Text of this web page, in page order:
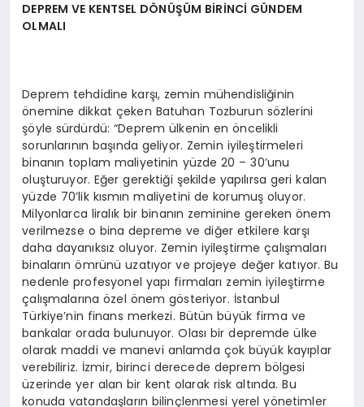
DEPREM VE KENTSEL DÖNÜŞÜM BİRİNCİ GÜNDEM
OLMALI
Deprem tehdidine karşı, zemin mühendisliğinin
önemine dikkat çeken Batuhan Tozburun sözlerini
şöyle sürdürdü: “Deprem ülkenin en öncelikli
sorunlarının başında geliyor. Zemin iyileştirmeleri
binanın toplam maliyetinin yüzde 20 – 30’unu
oluşturuyor. Eğer gerektiği şekilde yapılırsa geri kalan
yüzde 70’lik kısmın maliyetini de korumuş oluyor.
Milyonlarca liralık bir binanın zeminine gereken önem
verilmezse o bina depreme ve diğer etkilere karşı
daha dayanıksız oluyor. Zemin iyileştirme çalışmaları
binaların ömrünü uzatıyor ve projeye değer katıyor. Bu
nedenle profesyonel yapı firmaları zemin iyileştirme
çalışmalarına özel önem gösteriyor. İstanbul
Türkiye’nin finans merkezi. Bütün büyük firma ve
bankalar orada bulunuyor. Olası bir depremde ülke
olarak maddi ve manevi anlamda çok büyük kayıplar
verebiliriz. İzmir, birinci derecede deprem bölgesi
üzerinde yer alan bir kent olarak risk altında. Bu
konuda vatandaşların bilinçlenmesi yerel yönetimler